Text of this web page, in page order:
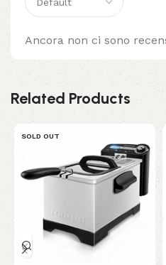
Ancora non ci sono
Related Products
SOLD OUT